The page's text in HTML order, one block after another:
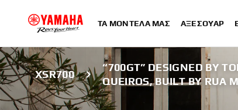
ΤΑ ΜΟΝΤΈΛΑ ΜΑΣ ΑΞΕΣΟΥΆΡ
XSR700
“700GT” DESIGNED BY
QUEIROS, BUILT BY RUA